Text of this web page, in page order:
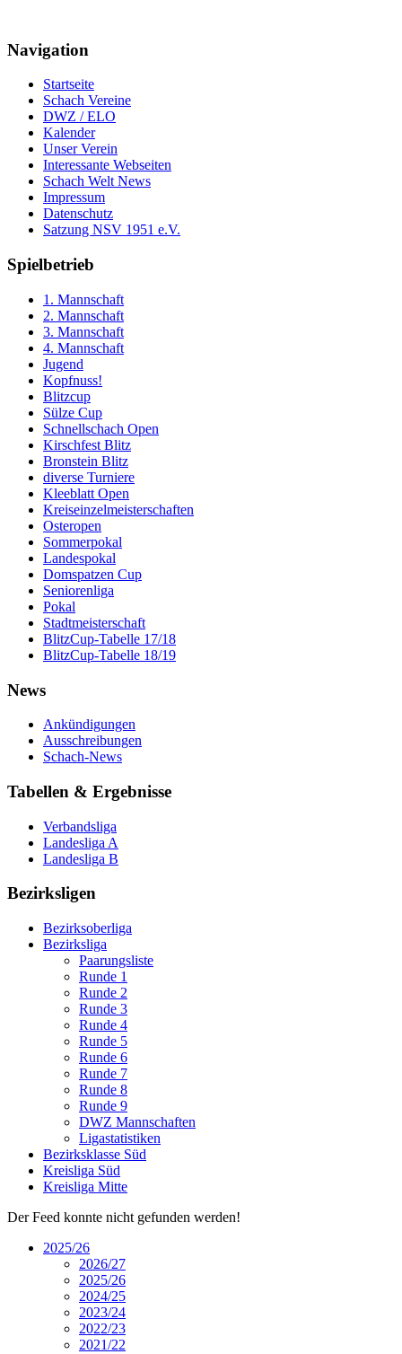
Navigation
Startseite
Schach Vereine
DWZ / ELO
Kalender
Unser Verein
Interessante Webseiten
Schach Welt News
Impressum
Datenschutz
Satzung NSV 1951 e.V.
Spielbetrieb
1. Mannschaft
2. Mannschaft
3. Mannschaft
4. Mannschaft
Jugend
Kopfnuss!
Blitzcup
Sülze Cup
Schnellschach Open
Kirschfest Blitz
Bronstein Blitz
diverse Turniere
Kleeblatt Open
Kreiseinzelmeisterschaften
Osteropen
Sommerpokal
Landespokal
Domspatzen Cup
Seniorenliga
Pokal
Stadtmeisterschaft
BlitzCup-Tabelle 17/18
BlitzCup-Tabelle 18/19
News
Ankündigungen
Ausschreibungen
Schach-News
Tabellen & Ergebnisse
Verbandsliga
Landesliga A
Landesliga B
Bezirksligen
Bezirksoberliga
Bezirksliga
Paarungsliste
Runde 1
Runde 2
Runde 3
Runde 4
Runde 5
Runde 6
Runde 7
Runde 8
Runde 9
DWZ Mannschaften
Ligastatistiken
Bezirksklasse Süd
Kreisliga Süd
Kreisliga Mitte
Der Feed konnte nicht gefunden werden!
2025/26
2026/27
2025/26
2024/25
2023/24
2022/23
2021/22